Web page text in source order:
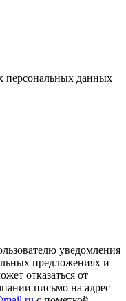
персональных данных
уведомления
предложениях и
отказаться от
письмо на адрес